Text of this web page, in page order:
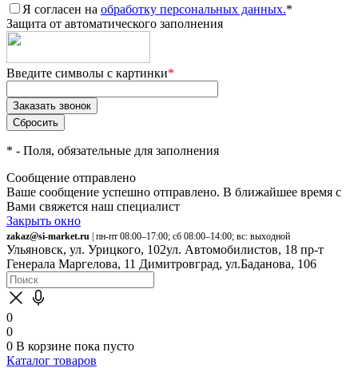
Я согласен на обработку персональных данных.*
Защита от автоматического заполнения
Введите символы с картинки*
* - Поля, обязательные для заполнения
Сообщение отправлено
Ваше сообщение успешно отправлено. В ближайшее время с
Вами свяжется наш специалист
Закрыть окно
zakaz@si-market.ru | пн-пт 08:00–17:00; сб 08:00–14:00; вс: выходной
Ульяновск, ул. Урицкого, 102ул. Автомобилистов, 18 пр-т
Генерала Маргелова, 11 Димитровград, ул.Баданова, 106
0
0
0 В корзине пока пусто
Каталог товаров